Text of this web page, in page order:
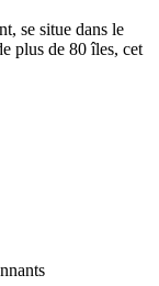
se situe dans le
plus de 80 îles, cet